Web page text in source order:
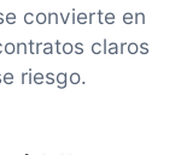
convierte en
claros
riesgo.